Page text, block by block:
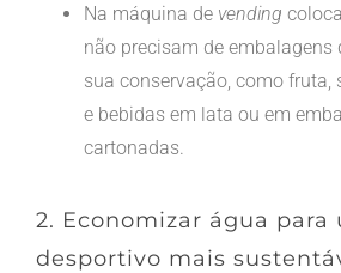
Na máquina de vending
não precisam de embalagens
sua conservação, como fruta,
e bebidas em lata ou em
cartonadas.
2. Economizar água para
desportivo mais